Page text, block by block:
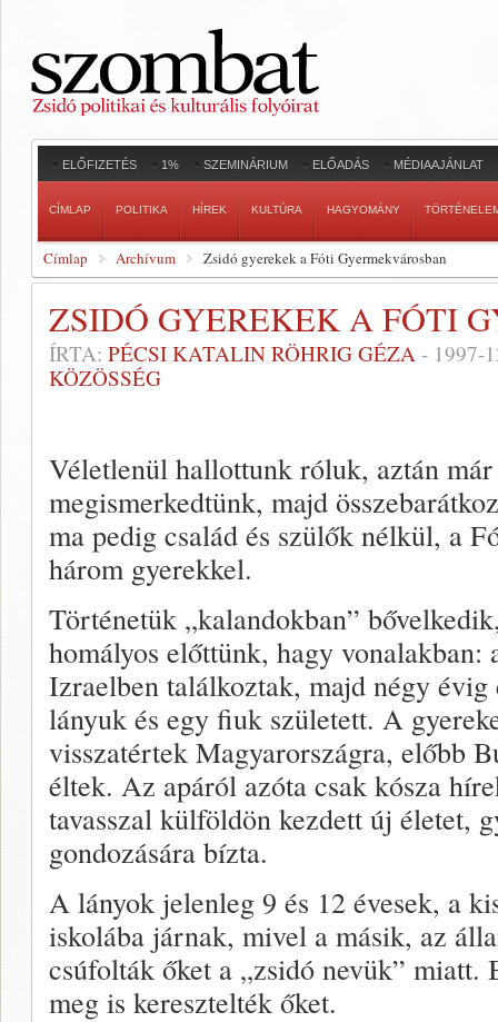
ELŐFIZETÉS 1% SZEMINÁRIUM ELŐADÁS MÉDIAAJÁNLAT
CÍMLAP POLITIKA HÍREK KULTÚRA HAGYOMÁNY
Címlap Archívum Zsidó gyerekek a Fóti Gyermekvárosban
ZSIDÓ GYEREKEK A FÓTI
ÍRTA: PÉCSI KATALIN RÖHRIG GÉZA - 1997-
KÖZÖSSÉG
Véletlenül hallottunk róluk, aztán
megismerked­tünk, majd
ma pedig család és szülők nélkül, a
három gyerekkel.
Történetük „kalandokban”
homályos előttünk, hagy vonalakban:
Izraelben találkoz­tak, majd négy
lányuk és egy fiuk született. A
visszatértek Magyarországra, előbb
éltek. Az apáról azóta csak kósza
tavasszal külföldön kezdett új életet,
gondozására bízta.
A lányok jelenleg 9 és 12 évesek, a
iskolába járnak, mivel a másik, az
csúfolták őket a „zsidó nevük” miatt.
meg is keresztelték őket.